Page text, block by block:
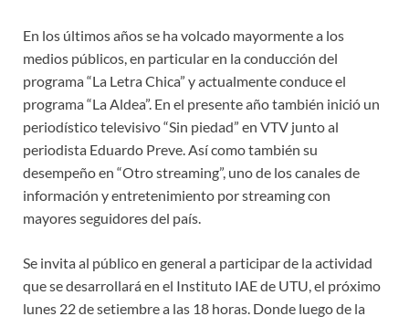
En los últimos años se ha volcado mayormente a los
medios públicos, en particular en la conducción del
programa “La Letra Chica” y actualmente conduce el
programa “La Aldea”. En el presente año también inició un
periodístico televisivo “Sin piedad” en VTV junto al
periodista Eduardo Preve. Así como también su
desempeño en “Otro streaming”, uno de los canales de
información y entretenimiento por streaming con
mayores seguidores del país.
Se invita al público en general a participar de la actividad
que se desarrollará en el Instituto IAE de UTU, el próximo
lunes 22 de setiembre a las 18 horas. Donde luego de la